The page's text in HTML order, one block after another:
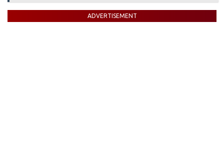
ADVERTISEMENT